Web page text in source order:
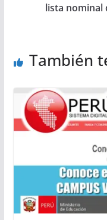
lista nominal
También